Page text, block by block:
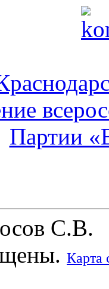
С.В.
Карта